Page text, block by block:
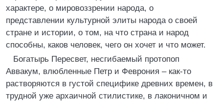
характере, о мировоззрении народа, о
представлении культурной элиты народа о своей
стране и истории, о том, на что страна и народ
способны, каков человек, чего он хочет и что может.
Богатырь Пересвет, несгибаемый протопоп
Аввакум, влюбленные Петр и Феврония – как-то
растворяются в густой специфике древних времен, в
трудной уже архаичной стилистике, в лаконичном и